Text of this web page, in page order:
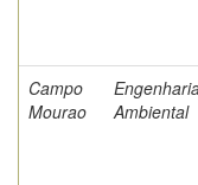
Campo
Mourao
Ambiental